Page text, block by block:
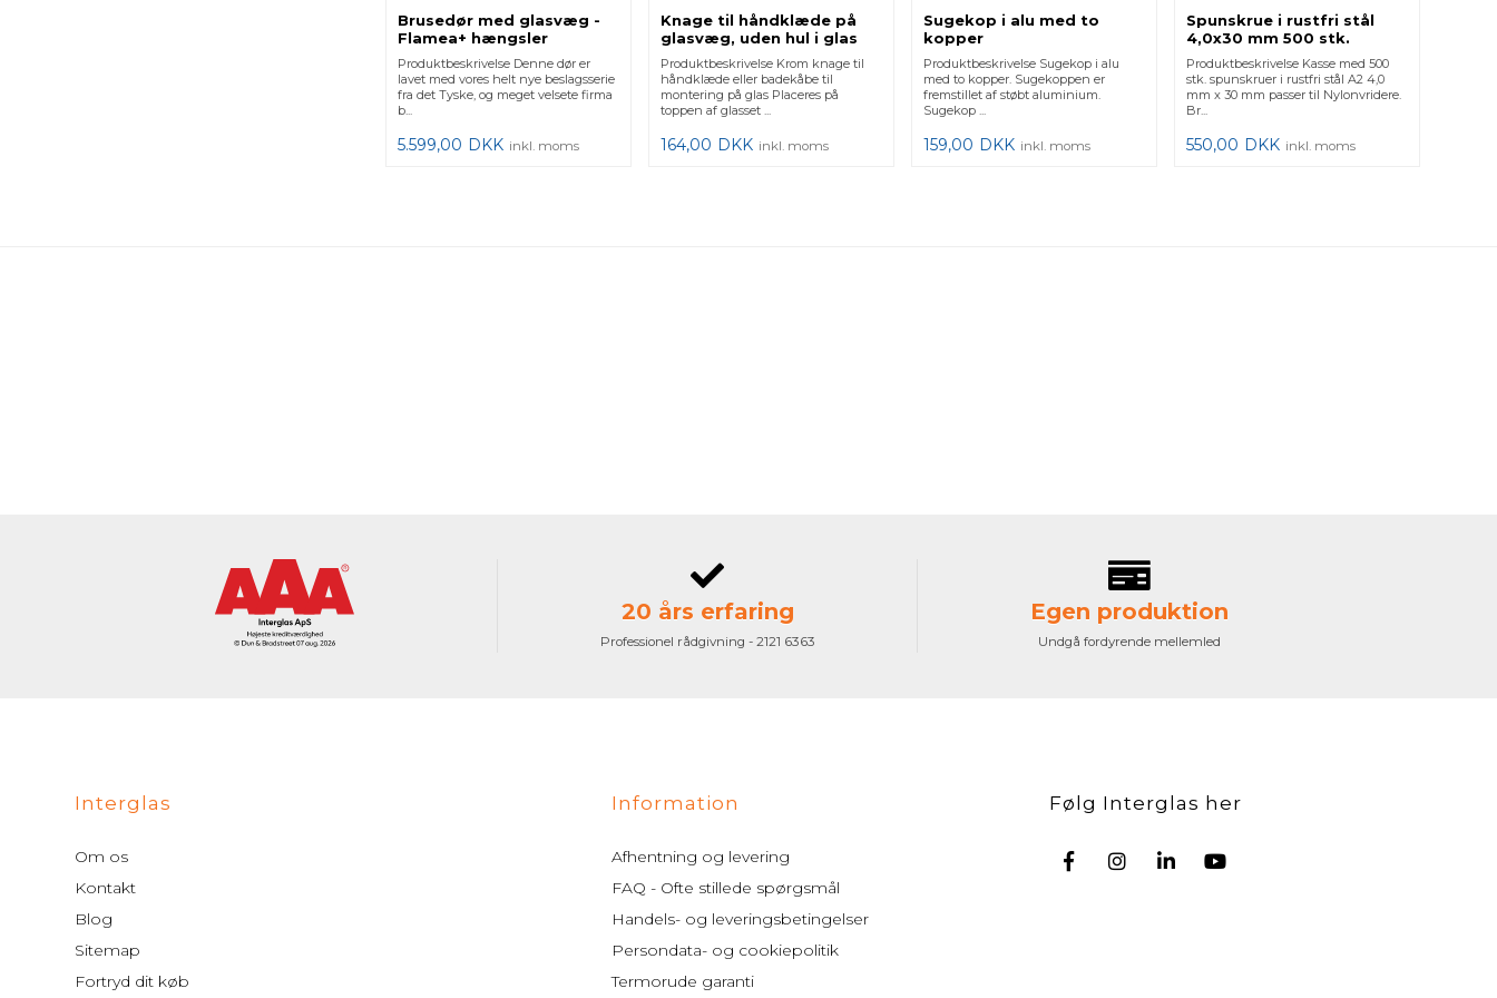
Brusedør med glasvæg -
Flamea+ hængsler
Produktbeskrivelse Denne dør er
lavet med vores helt nye beslagsserie
fra det Tyske, og meget velsete firma
b...
5.599,00 DKK inkl. moms
Knage til håndklæde på
glasvæg, uden hul i glas
Produktbeskrivelse Krom knage til
håndklæde eller badekåbe til
montering på glas Placeres på
toppen af glasset ...
164,00 DKK inkl. moms
Sugekop i alu med to
kopper
Produktbeskrivelse Sugekop i alu
med to kopper. Sugekoppen er
fremstillet af støbt aluminium.
Sugekop ...
159,00 DKK inkl. moms
Spunskrue i rustfri stål
4,0x30 mm 500 stk.
Produktbeskrivelse Kasse med 500
stk. spunskruer i rustfri stål A2 4,0
mm x 30 mm passer til Nylonvridere.
Br...
550,00 DKK inkl. moms
20 års erfaring
Professionel rådgivning - 2121 6363
Egen produktion
Undgå fordyrende mellemled
Interglas
Om os
Kontakt
Blog
Sitemap
Fortryd dit køb
Information
Afhentning og levering
FAQ - Ofte stillede spørgsmål
Handels- og leveringsbetingelser
Persondata- og cookiepolitik
Termorude garanti
Følg Interglas her